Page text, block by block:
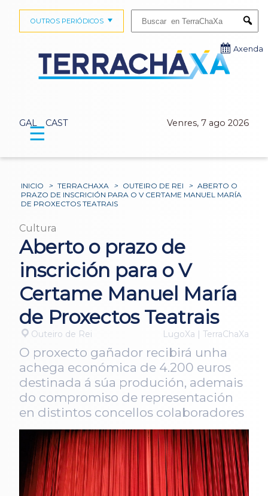
GAL CAST Venres, 7 ago 2026
OUTROS PERIÓDICOS
Axenda
☰
INICIO > TERRACHAXA > OUTEIRO DE REI > ABERTO O
PRAZO DE INSCRICIÓN PARA O V CERTAME MANUEL MARÍA
DE PROXECTOS TEATRAIS
Cultura
Aberto o prazo de
inscrición para o V
Certame Manuel María
de Proxectos Teatrais
Outeiro de Rei LugoXa | TerraChaXa
O proxecto gañador recibirá unha
achega económica de 4.200 euros
destinada á súa produción, ademais
do compromiso de representación
en distintos concellos colaboradores